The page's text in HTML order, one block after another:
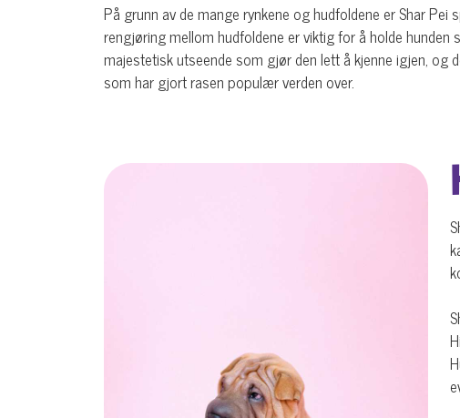
På grunn av de mange rynkene og hudfoldene er Shar
rengjøring mellom hudfoldene er viktig for å holde
majestetisk utseende som gjør den lett å kjenne igjen, og
som har gjort rasen populær verden over.